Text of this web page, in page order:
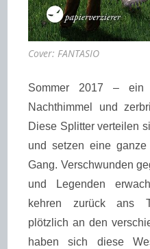
Cover: FANTASIO
Sommer 2017 – ein
Nachthimmel und
Diese Splitter verteilen
und setzen eine
Gang. Verschwunden
und Legenden
kehren zurück ans
plötzlich an den
haben sich diese